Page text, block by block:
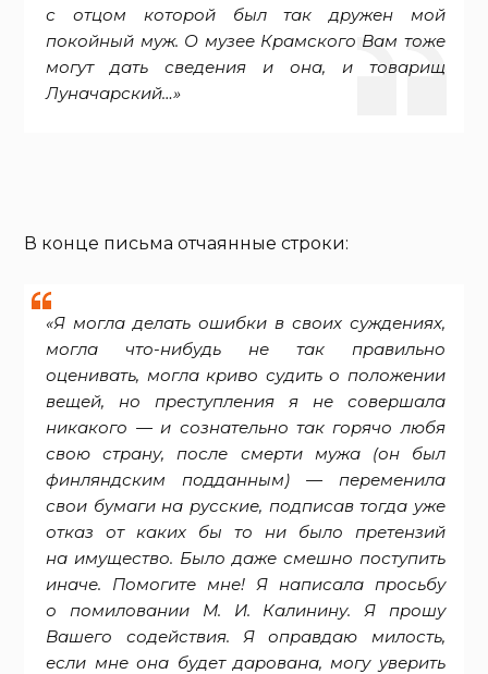
с отцом которой был так дружен мой
покойный муж. О музее Крамского Вам тоже
могут дать сведения и она, и товарищ
Луначарский…»
В конце письма отчаянные строки:
«Я могла делать ошибки в своих суждениях,
могла что-нибудь не так правильно
оценивать, могла криво судить о положении
вещей, но преступления я не совершала
никакого — и сознательно так горячо любя
свою страну, после смерти мужа (он был
финляндским подданным) — переменила
свои бумаги на русские, подписав тогда уже
отказ от каких бы то ни было претензий
на имущество. Было даже смешно поступить
иначе. Помогите мне! Я написала просьбу
о помиловании М. И. Калинину. Я прошу
Вашего содействия. Я оправдаю милость,
если мне она будет дарована, могу уверить